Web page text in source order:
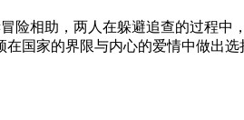
险相助，两人在躲避追查的过程
国家的界限与内心的爱情中做出选